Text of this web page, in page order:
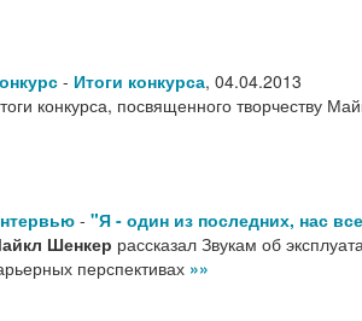
- Итоги конкурса, 04.04.2013
конкурса, посвященного творчеству
- "Я - один из последних, нас
Шенкер рассказал Звукам об
перспективах »»